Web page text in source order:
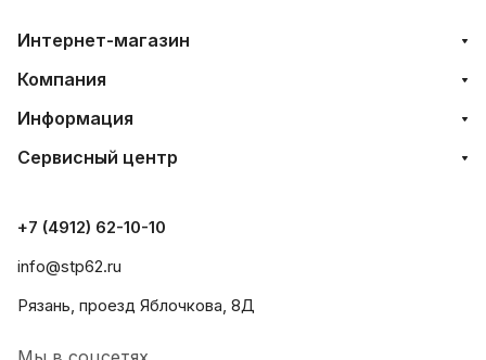
Интернет-магазин
Компания
Информация
Сервисный центр
+7 (4912) 62-10-10
info@stp62.ru
Рязань, проезд Яблочкова, 8Д